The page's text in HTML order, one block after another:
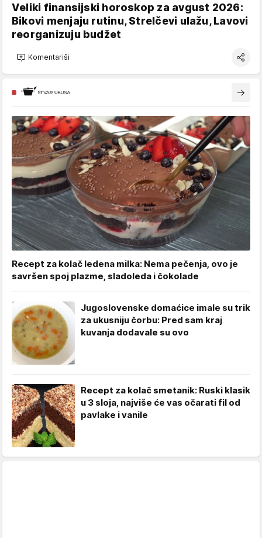
Veliki finansijski horoskop za avgust 2026:
Bikovi menjaju rutinu, Strelčevi ulažu, Lavovi
reorganizuju budžet
Komentariši
Recept za kolač ledena milka: Nema pečenja, ovo je
savršen spoj plazme, sladoleda i čokolade
Jugoslovenske domaćice imale su trik
za ukusniju čorbu: Pred sam kraj
kuvanja dodavale su ovo
Recept za kolač smetanik: Ruski klasik
u 3 sloja, najviše će vas očarati fil od
pavlake i vanile